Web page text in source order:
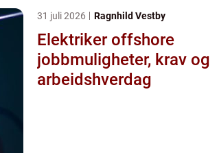
31 juli 2026 Ragnhild Vestby
Elektriker offshore
jobbmuligheter, krav og
arbeidshverdag